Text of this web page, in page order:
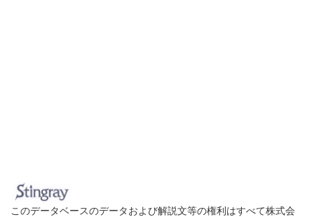
このデータベースのデータおよび解説文等の権利はすべて株式会